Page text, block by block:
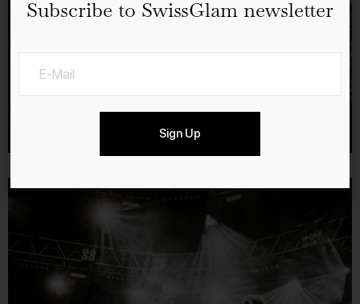
Subscribe to SwissGlam newsletter
Sign Up